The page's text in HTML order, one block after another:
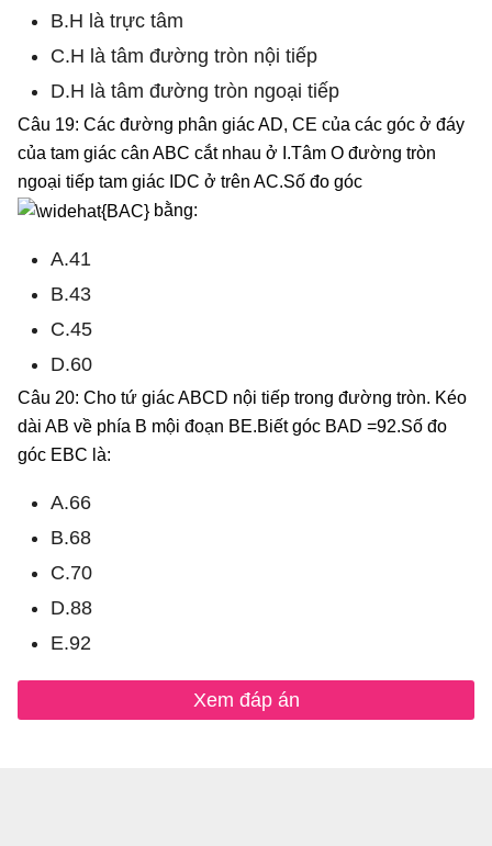
B.H là trực tâm
C.H là tâm đường tròn nội tiếp
D.H là tâm đường tròn ngoại tiếp
Câu 19: Các đường phân giác AD, CE của các góc ở đáy
của tam giác cân ABC cắt nhau ở I.Tâm O đường tròn
ngoại tiếp tam giác IDC ở trên AC.Số đo góc
bằng:
A.41
B.43
C.45
D.60
Câu 20: Cho tứ giác ABCD nội tiếp trong đường tròn. Kéo
dài AB về phía B mội đoạn BE.Biết góc BAD =92.Số đo
góc EBC là:
A.66
B.68
C.70
D.88
E.92
Xem đáp án